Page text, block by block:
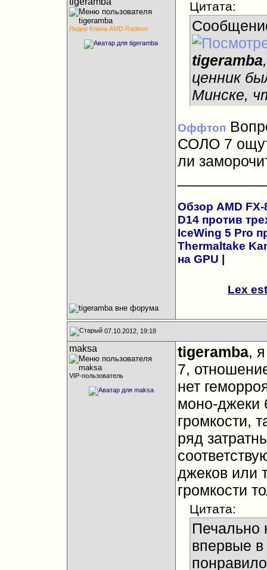
Лидер Клана AMD Radeon
Цитата:
tigeramba
ценник
Минске,
Оффтоп
СОЛО 7
ли
Обзор AMD FX-
D14 против
IceWing 5 Pro
Thermaltake
на GPU
Lex
07.10.2012, 19:18
maksa
VIP-пользователь
tigeramba,
7,
нет
моно-джеки
громкости,
ряд
джеков или
громкости
Цитата:
Печально
впервые